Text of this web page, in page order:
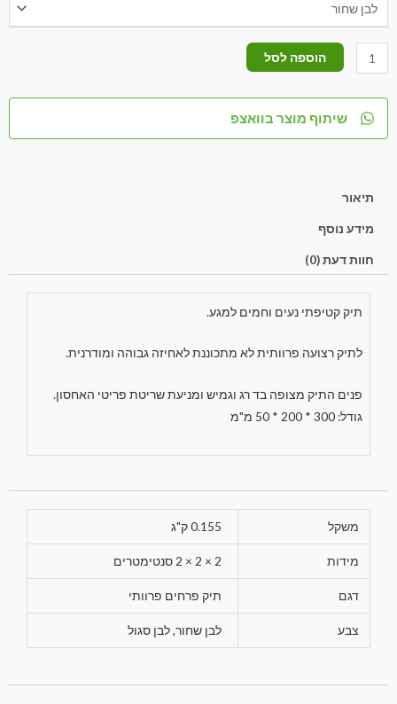
הוספה לסל
שיתוף מוצר בוואצפ
תיאור
מידע נוסף
חוות דעת (0)
תיק קטיפתי נעים וחמים למגע.
לתיק רצועה פרוותית לא מתכוננת לאחיזה גבוהה ומודרנית.
פנים התיק מצופה בד רג וגמיש ומניעת שריטת פריטי האחסון.
גודל: 300 * 200 * 50 מ"מ
משקל 0.155 ק"ג
מידות 2 × 2 × 2 סנטימטרים
דגם תיק פרחים פרוותי
צבע לבן שחור, לבן סגול